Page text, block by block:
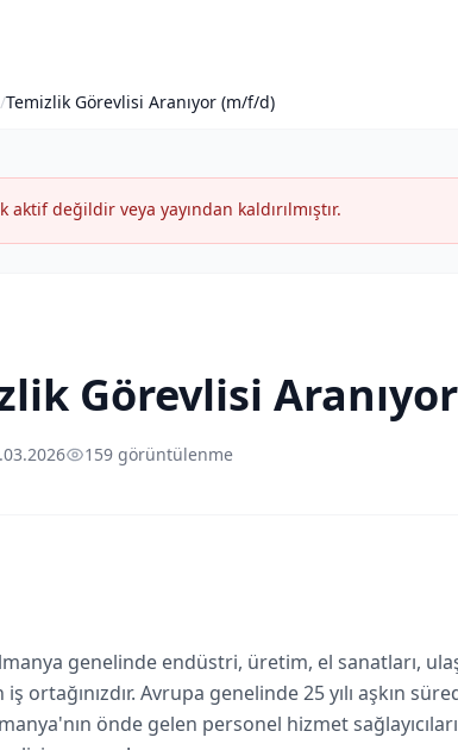
/Temizlik Görevlisi Aranıyor (m/f/d)
aktif değildir veya yayından kaldırılmıştır.
Görevlisi
159 görüntülenme
genelinde endüstri, üretim, el sanatları,
ortağınızdır. Avrupa genelinde 25 yılı aşkın
önde gelen personel hizmet